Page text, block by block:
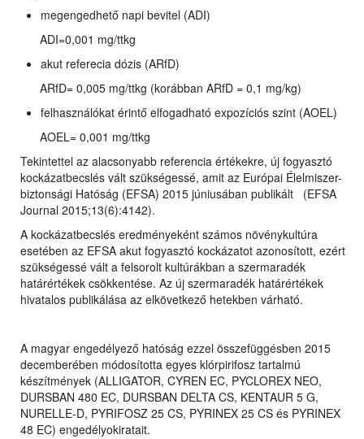
megengedhető napi bevitel (ADI)
ADI=0,001 mg/ttkg
akut referecia dózis (ARfD)
ARfD= 0,005 mg/ttkg (korábban ARfD = 0,1 mg/kg)
felhasználókat érintő elfogadható expozíciós szint (AOEL)
AOEL= 0,001 mg/ttkg
Tekintettel az alacsonyabb referencia értékekre, új fogyasztó
kockázatbecslés vált szükségessé, amit az Európai Élelmiszer-
biztonsági Hatóság (EFSA) 2015 júniusában publikált (EFSA
Journal 2015;13(6):4142).
A kockázatbecslés eredményeként számos növénykultúra
esetében az EFSA akut fogyasztó kockázatot azonosított, ezért
szükségessé vált a felsorolt kultúrákban a szermaradék
határértékek csökkentése. Az új szermaradék határértékek
hivatalos publikálása az elkövetkező hetekben várható.
A magyar engedélyező hatóság ezzel összefüggésben 2015
decemberében módosította egyes klórpirifosz tartalmú
készítmények (ALLIGATOR, CYREN EC, PYCLOREX NEO,
DURSBAN 480 EC, DURSBAN DELTA CS, KENTAUR 5 G,
NURELLE-D, PYRIFOSZ 25 CS, PYRINEX 25 CS és PYRINEX
48 EC) engedélyokiratait.